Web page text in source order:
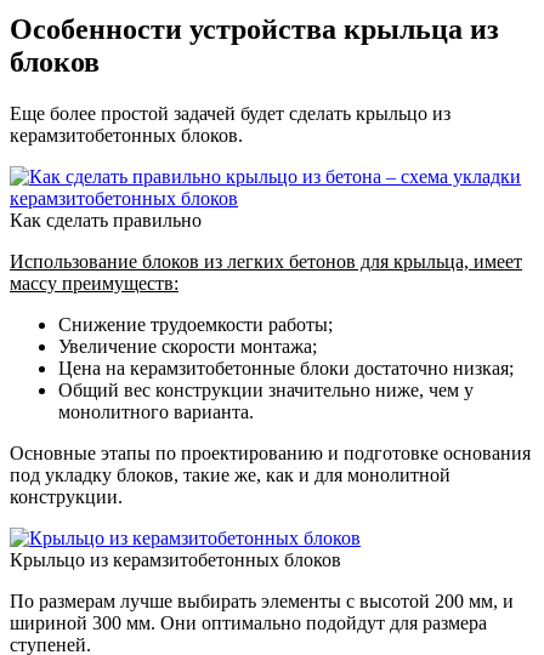
Особенности устройства крыльца из
блоков
Еще более простой задачей будет сделать крыльцо из
керамзитобетонных блоков.
Как сделать правильно
Использование блоков из легких бетонов для крыльца, имеет
массу преимуществ:
Снижение трудоемкости работы;
Увеличение скорости монтажа;
Цена на керамзитобетонные блоки достаточно низкая;
Общий вес конструкции значительно ниже, чем у
монолитного варианта.
Основные этапы по проектированию и подготовке основания
под укладку блоков, такие же, как и для монолитной
конструкции.
Крыльцо из керамзитобетонных блоков
По размерам лучше выбирать элементы с высотой 200 мм, и
шириной 300 мм. Они оптимально подойдут для размера
ступеней.